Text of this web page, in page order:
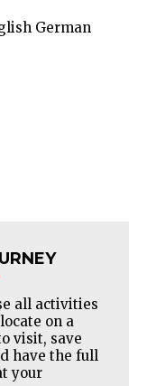
German
all activities
on a
visit, save
have the full
your